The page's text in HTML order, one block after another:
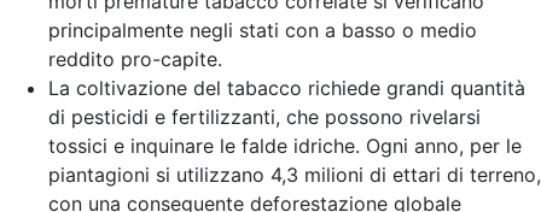
principalmente negli stati con a basso o medio
reddito pro-capite.
La coltivazione del tabacco richiede grandi quantità
di pesticidi e fertilizzanti, che possono rivelarsi
tossici e inquinare le falde idriche. Ogni anno, per le
piantagioni si utilizzano 4,3 milioni di ettari di terreno,
con una conseguente deforestazione globale